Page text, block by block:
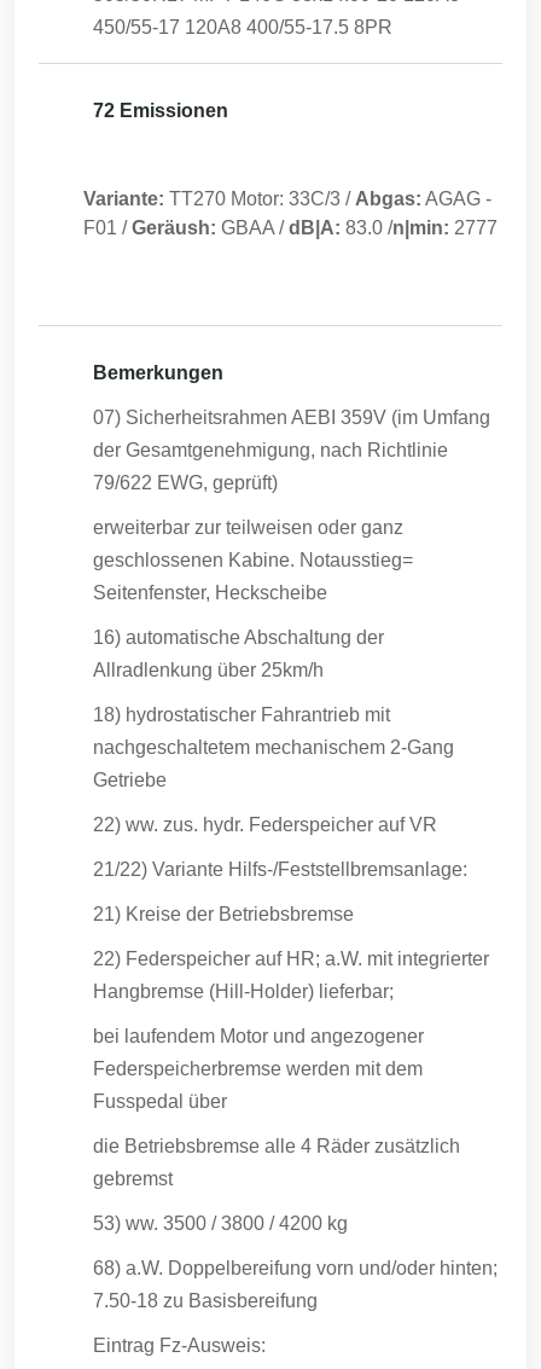
450/55-17 120A8 400/55-17.5 8PR
72 Emissionen
Variante: TT270 Motor: 33C/3 / Abgas: AGAG -
F01 /Geräush: GBAA /dB|A: 83.0 /n|min: 2777
Bemerkungen
07) Sicherheitsrahmen AEBI 359V (im Umfang
der Gesamtgenehmigung, nach Richtlinie
79/622 EWG, geprüft)
erweiterbar zur teilweisen oder ganz
geschlossenen Kabine. Notausstieg=
Seitenfenster, Heckscheibe
16) automatische Abschaltung der
Allradlenkung über 25km/h
18) hydrostatischer Fahrantrieb mit
nachgeschaltetem mechanischem 2-Gang
Getriebe
22) ww. zus. hydr. Federspeicher auf VR
21/22) Variante Hilfs-/Feststellbremsanlage:
21) Kreise der Betriebsbremse
22) Federspeicher auf HR; a.W. mit integrierter
Hangbremse (Hill-Holder) lieferbar;
bei laufendem Motor und angezogener
Federspeicherbremse werden mit dem
Fusspedal über
die Betriebsbremse alle 4 Räder zusätzlich
gebremst
53) ww. 3500 / 3800 / 4200 kg
68) a.W. Doppelbereifung vorn und/oder hinten;
7.50-18 zu Basisbereifung
Eintrag Fz-Ausweis: